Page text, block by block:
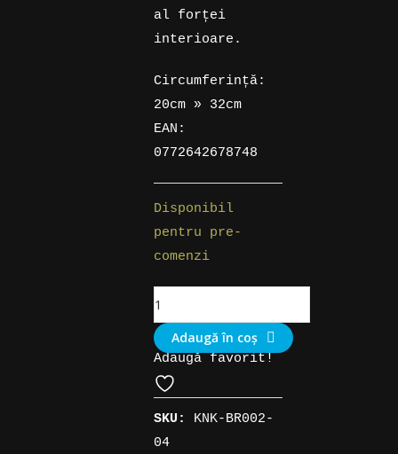
al forței
interioare.
Circumferință:
20cm » 32cm
EAN:
0772642678748
Disponibil
pentru pre-
comenzi
Cantitate
Brățară
din
piele
cu
Luna
Triplă
Adaugă în coș
Adaugă favorit!
SKU: KNK-BR002-
04